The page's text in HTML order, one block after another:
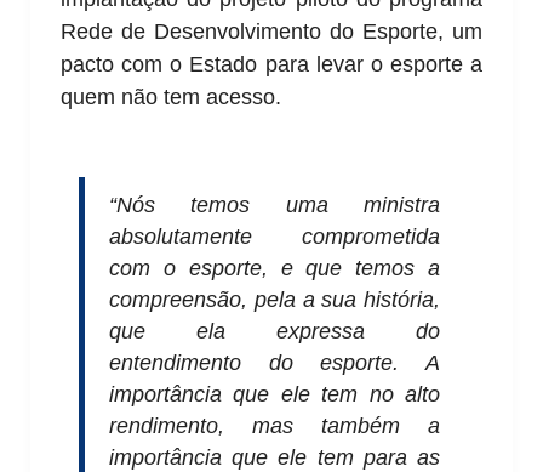
Rede de Desenvolvimento do Esporte, um
pacto com o Estado para levar o esporte a
quem não tem acesso.
“Nós temos uma ministra
absolutamente comprometida
com o esporte, e que temos a
compreensão, pela a sua história,
que ela expressa do
entendimento do esporte. A
importância que ele tem no alto
rendimento, mas também a
importância que ele tem para as